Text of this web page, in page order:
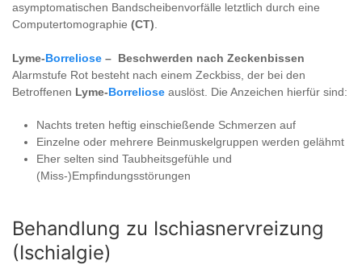
asymptomatischen Bandscheibenvorfälle letztlich durch eine
Computertomographie (CT)
Lyme-Borreliose – Beschwerden nach Zeckenbissen
Alarmstufe Rot besteht nach einem Zeckbiss, der bei den
Betroffenen Lyme-Borreliose auslöst. Die Anzeichen hierfür sind:
Nachts treten heftig einschießende Schmerzen auf
Einzelne oder mehrere Beinmuskelgruppen werden gelähmt
Eher selten sind Taubheitsgefühle und
(Miss-)Empfindungsstörungen
Behandlung zu Ischiasnervreizung
(Ischialgie)